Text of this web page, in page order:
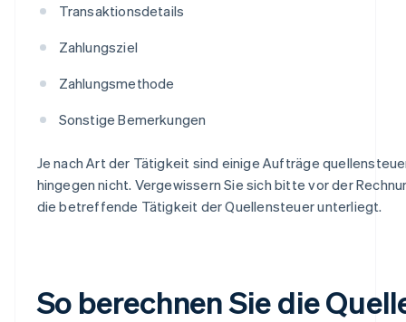
Transaktionsdetails
Zahlungsziel
Zahlungsmethode
Sonstige Bemerkungen
Je nach Art der Tätigkeit sind einige Aufträge
hingegen nicht. Vergewissern Sie sich bitte vor der
die betreffende Tätigkeit der Quellensteuer unterliegt.
So berechnen Sie die